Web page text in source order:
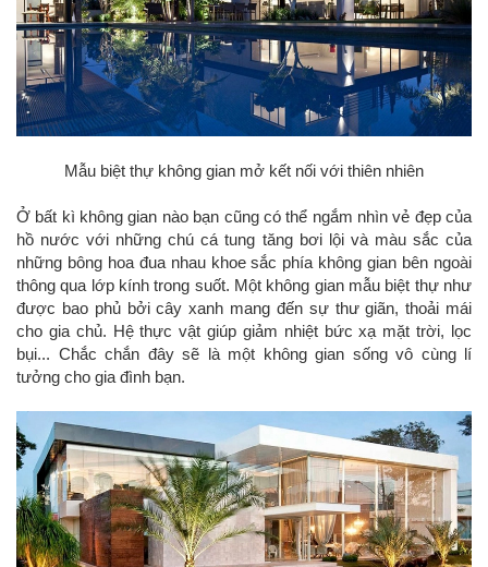
Mẫu biệt thự không gian mở kết nối với thiên nhiên
Ở bất kì không gian nào bạn cũng có thể ngắm nhìn vẻ đẹp của
hồ nước với những chú cá tung tăng bơi lội và màu sắc của
những bông hoa đua nhau khoe sắc phía không gian bên ngoài
thông qua lớp kính trong suốt. Một không gian mẫu biệt thự như
được bao phủ bởi cây xanh mang đến sự thư giãn, thoải mái
cho gia chủ. Hệ thực vật giúp giảm nhiệt bức xạ mặt trời, lọc
bụi... Chắc chắn đây sẽ là một không gian sống vô cùng lí
tưởng cho gia đình bạn.